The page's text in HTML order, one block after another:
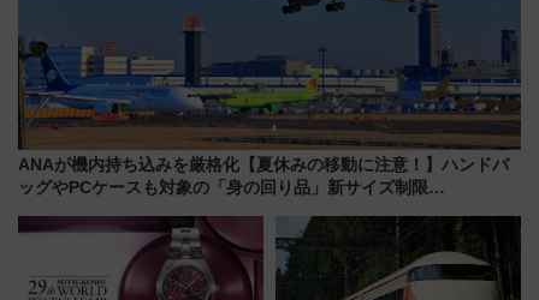
ANAが機内持ち込みを厳格化【夏休みの移動に注意！】ハンドバ
ッグやPCケースも対象の「身の回り品」新サイズ制限